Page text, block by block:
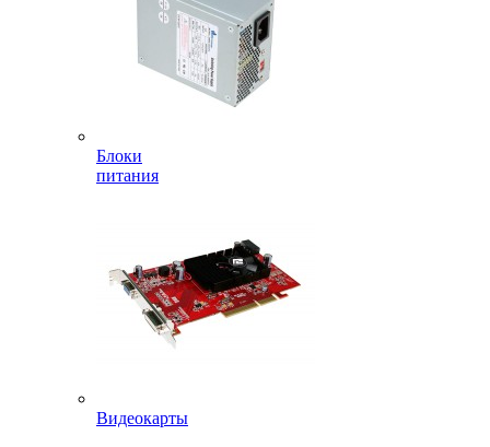
Блоки
питания
Видеокарты